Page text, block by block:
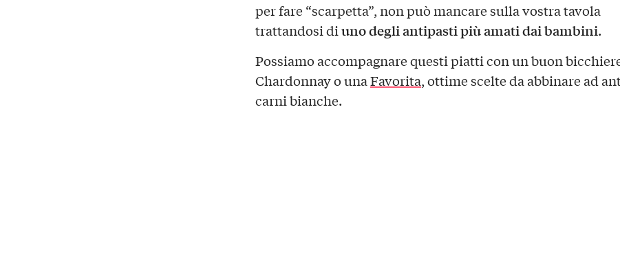
per fare “scarpetta”, non può mancare sulla vostra tavola
trattandosi diuno degli antipasti più amati dai bambini.
Possiamo accompagnare questi piatti con un buon
Chardonnay o unaFavorita, ottime scelte da abbinare ad
carni bianche.